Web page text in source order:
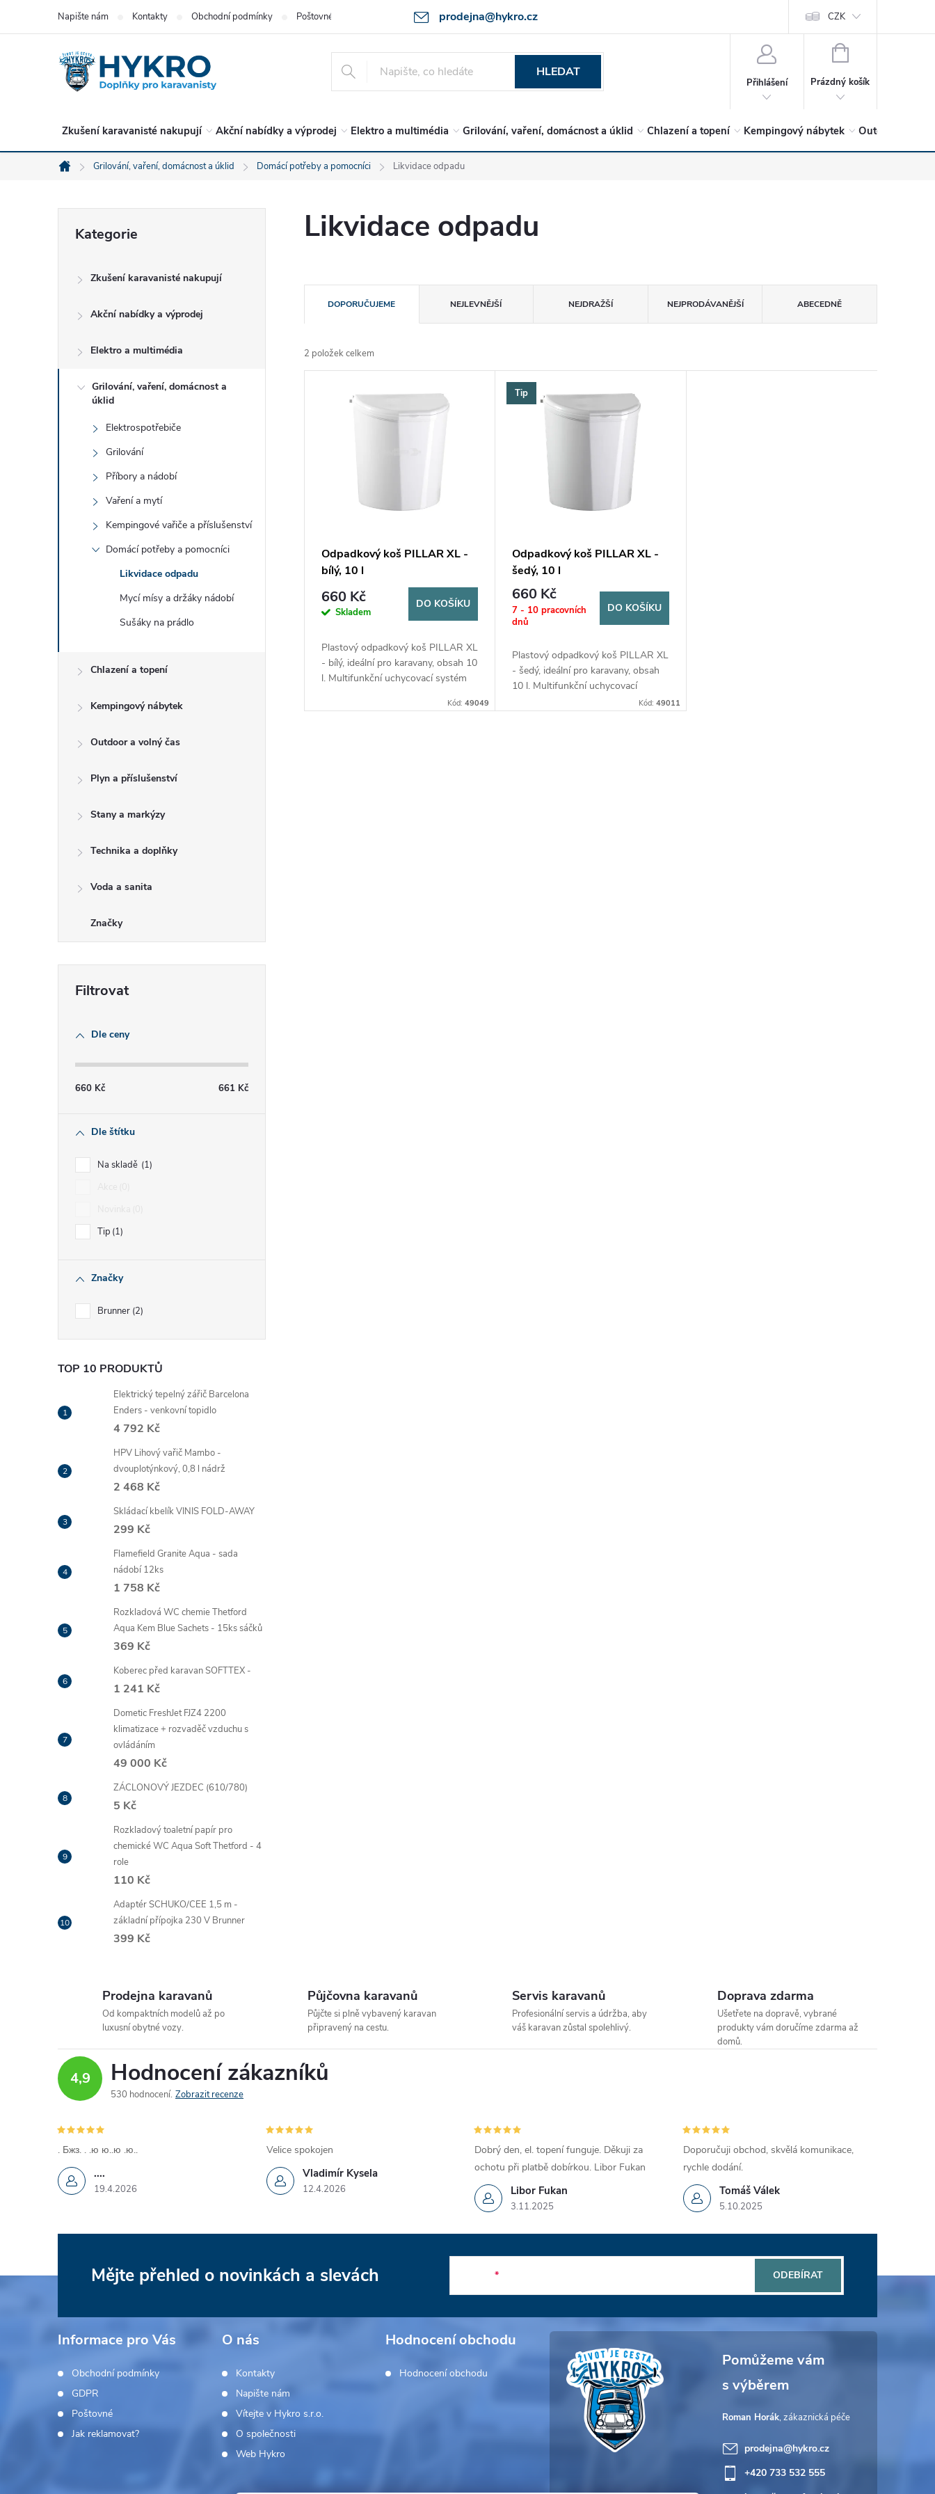
prodejna@hykro.cz
Napište nám Kontakty Obchodní podmínky Poštovné Ochrana osob. údajů - GDPR Postup při reklamaci -jak zboží vrátit? O společnosti Hodnocení obchodu
CZK
HLEDAT
Přihlášení
NÁKUPNÍ
Prázdný košík
Zkušení karavanisté nakupují Akční nabídky a výprodej Elektro a multimédia Grilování, vaření, domácnost a úklid Chlazení a topení Kempingový nábytek Outdoor a
Domů
Grilování, vaření, domácnost a úklid Domácí potřeby a pomocníci Likvidace odpadu
r
e
kategorie
Kategorie
Zkušení karavanisté nakupují
Akční nabídky a výprodej
Elektro a multimédia
Grilování, vaření, domácnost a
úklid
Elektrospotřebiče
Grilování
Příbory a nádobí
Vaření a mytí
Kempingové vařiče a příslušenství
Domácí potřeby a pomocníci
Likvidace odpadu
Mycí mísy a držáky nádobí
Sušáky na prádlo
Chlazení a topení
Kempingový nábytek
Outdoor a volný čas
Plyn a příslušenství
Stany a markýzy
Technika a doplňky
Voda a sanita
Značky
Dle ceny
660 Kč 661 Kč
Dle štítku
Na skladě 1
Tip 1
Značky
Brunner 2
TOP 10 PRODUKTŮ
Elektrický tepelný zářič Barcelona
Enders - venkovní topidlo
4 792 Kč
HPV Lihový vařič Mambo -
dvouplotýnkový, 0,8 l nádrž
2 468 Kč
Skládací kbelík VINIS FOLD-AWAY
299 Kč
Flamefield Granite Aqua - sada
nádobí 12ks
1 758 Kč
Rozkladová WC chemie Thetford
Aqua Kem Blue Sachets - 15ks sáčků
369 Kč
Koberec před karavan SOFTTEX -
1 241 Kč
Dometic FreshJet FJZ4 2200
klimatizace + rozvaděč vzduchu s
ovládáním
49 000 Kč
ZÁCLONOVÝ JEZDEC (610/780)
5 Kč
Rozkladový toaletní papír pro
chemické WC Aqua Soft Thetford - 4
role
110 Kč
Adaptér SCHUKO/CEE 1,5 m -
základní přípojka 230 V Brunner
399 Kč
Likvidace odpadu
a
z
t
DOPORUČUJEME NEJLEVNĚJŠÍ NEJDRAŽŠÍ NEJPRODÁVANĚJŠÍ ABECEDNĚ
2 položek celkem
Odpadkový koš PILLAR XL -
bílý, 10 l
660 Kč
Skladem
DO KOŠÍKU
Plastový odpadkový koš PILLAR XL
- bílý, ideální pro karavany, obsah 10
l. Multifunkční uchycovací systém
Kód:49049
Tip
Odpadkový koš PILLAR XL -
šedý, 10 l
660 Kč
7 - 10 pracovních
dnů
DO KOŠÍKU
Plastový odpadkový koš PILLAR XL
- šedý, ideální pro karavany, obsah
10 l. Multifunkční uchycovací
systém pro snadnou instalaci.Kód: 49011
Prodejna karavanů
Od kompaktních modelů až po
luxusní obytné vozy.
Půjčovna karavanů
Půjčte si plně vybavený karavan
připravený na cestu.
Servis karavanů
Profesionální servis a údržba, aby
váš karavan zůstal spolehlivý.
Doprava zdarma
Ušetřete na dopravě, vybrané
produkty vám doručíme zdarma až
domů.
4,9 Hodnocení zákazníků
530 hodnocení Zobrazit recenze
....
19.4.2026
. Бжз. . .ю ю..ю .ю..
Vladimír Kysela
12.4.2026
Velice spokojen
Libor Fukan
3.11.2025
Dobrý den, el. topení funguje. Děkuji za
ochotu při platbě dobírkou. Libor Fukan
Tomáš Válek
5.10.2025
Doporučuji obchod, skvělá komunikace,
rychle dodání.
Z
t
Mějte přehled o novinkách a slevách ODEBÍRAT
Informace pro Vás
Obchodní podmínky
GDPR
Poštovné
Jak reklamovat?
O nás
Kontakty
Napište nám
Vítejte v Hykro s.r.o.
O společnosti
Web Hykro
Hodnocení obchodu
Hodnocení obchodu
Roman Horák
prodejna@hykro.cz
+420 733 532 555